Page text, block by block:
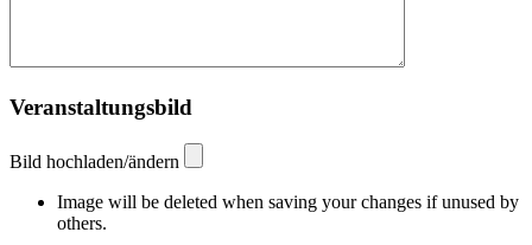
Veranstaltungsbild
Bild hochladen/ändern
Image will be deleted when saving your changes if unused by
others.